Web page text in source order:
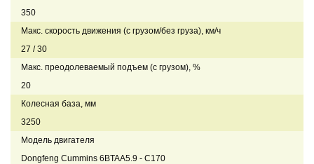
350
Макс. скорость движения (с грузом/без груза), км/ч
27 / 30
Макс. преодолеваемый подъем (с грузом), %
20
Колесная база, мм
3250
Модель двигателя
Dongfeng Cummins 6BTAA5.9 - C170